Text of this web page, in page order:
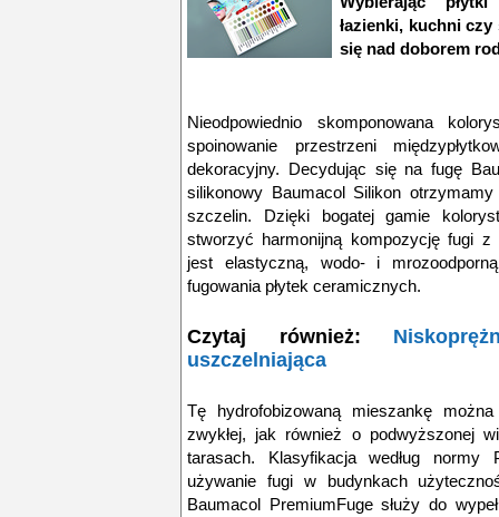
łazienki, kuchni
się nad doborem
Nieodpowiednio skomponowana
spoinowanie przestrzeni
dekoracyjny. Decydując się na fugę
silikonowy Baumacol Silikon
szczelin. Dzięki bogatej gamie
stworzyć harmonijną kompozycję fugi z
jest elastyczną, wodo- i
fugowania płytek ceramicznych.
Czytaj również:
uszczelniająca
Tę hydrofobizowaną mieszankę
zwykłej, jak również o podwyższonej
tarasach. Klasyfikacja według
używanie fugi w budynkach
Baumacol PremiumFuge służy do